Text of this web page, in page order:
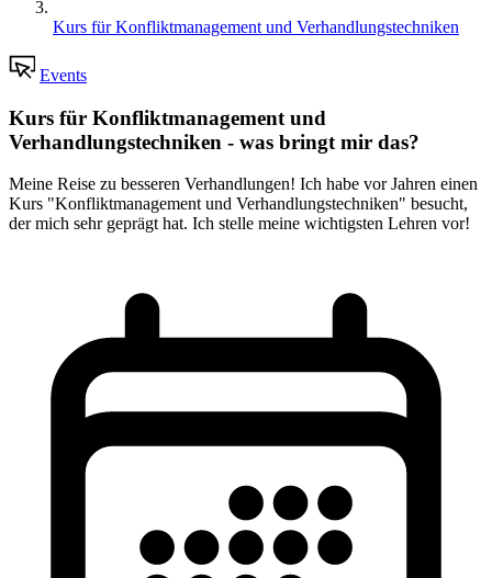
Kurs für Konfliktmanagement und Verhandlungstechniken
Events
Kurs für Konfliktmanagement und
Verhandlungstechniken - was bringt mir das?
Meine Reise zu besseren Verhandlungen! Ich habe vor Jahren einen
Kurs "Konfliktmanagement und Verhandlungstechniken" besucht,
der mich sehr geprägt hat. Ich stelle meine wichtigsten Lehren vor!